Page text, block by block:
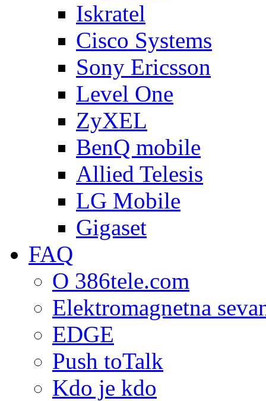
Iskratel
Cisco Systems
Sony Ericsson
Level One
ZyXEL
BenQ mobile
Allied Telesis
LG Mobile
Gigaset
FAQ
O 386tele.com
Elektromagnetna
EDGE
Push toTalk
Kdo je kdo